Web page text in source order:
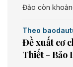
Đảo còn
Theo
Đề xuất cơ
Thiết - Bảo